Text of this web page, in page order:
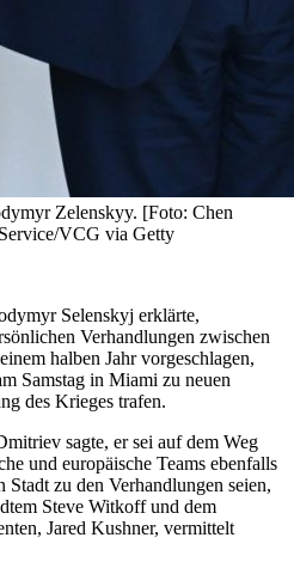
Zelenskyy. [Foto: Chen
VCG via Getty
Selenskyj erklärte,
Verhandlungen zwischen
halben Jahr vorgeschlagen,
Samstag in Miami zu neuen
des Krieges trafen.
sagte, er sei auf dem Weg
und europäische Teams ebenfalls
zu den Verhandlungen seien,
Steve Witkoff und dem
Jared Kushner, vermittelt